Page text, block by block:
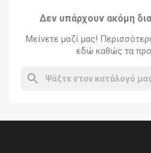
Δεν υπάρχουν ακόμη
Μείνετε μαζί μας!
εδώ καθώς τα
search